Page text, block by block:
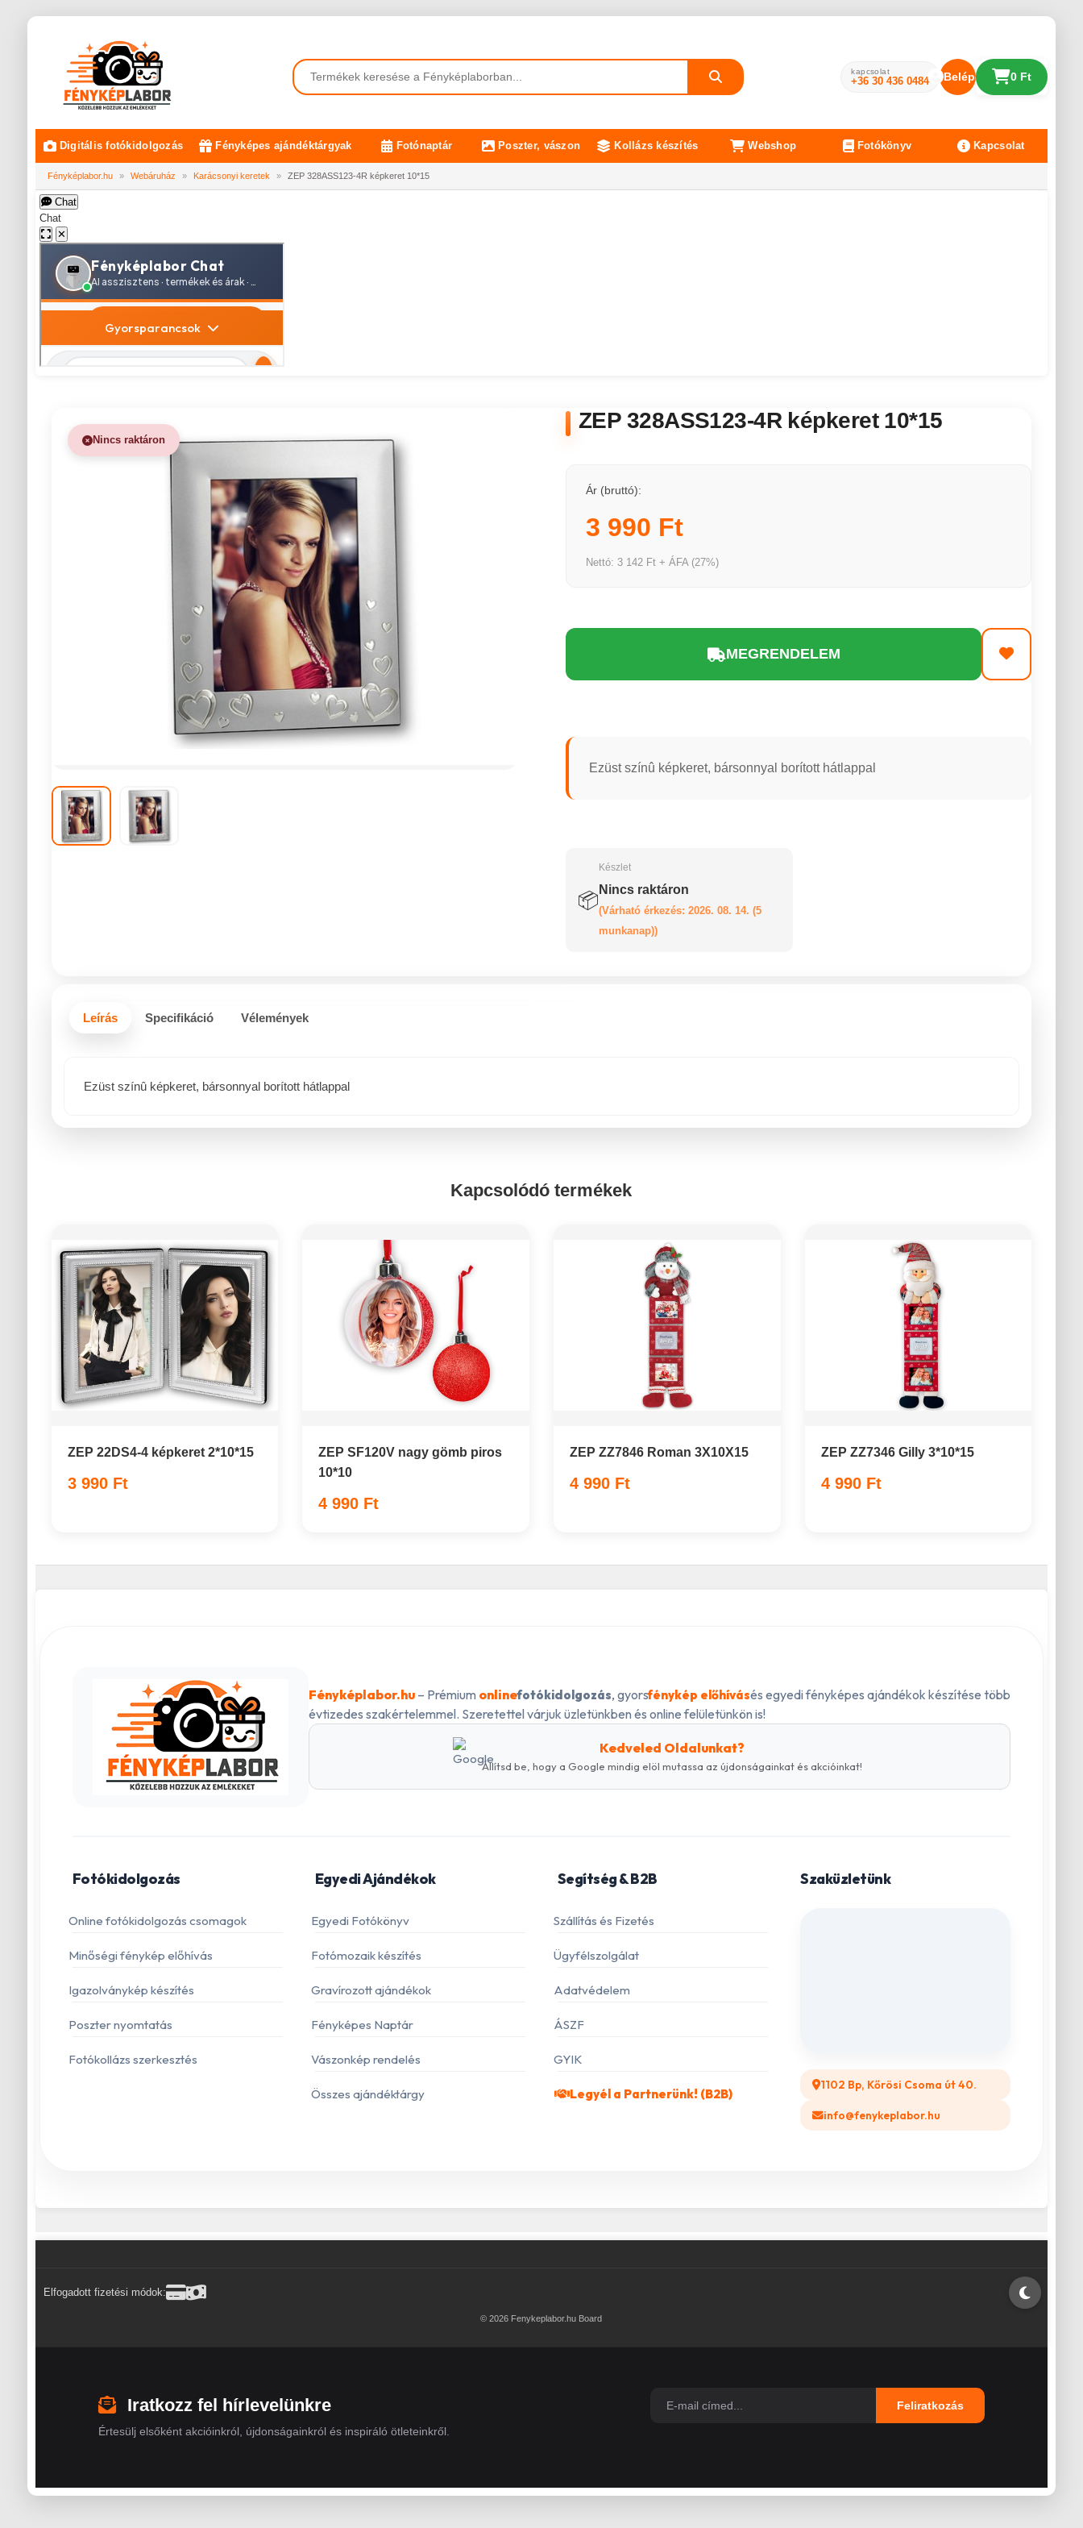
kapcsolat
+36 30 436 0484 Belépés 0 Ft
Digitális fotókidolgozás Fényképes ajándéktárgyak Fotónaptár Poszter, vászon Kollázs készítés Webshop Fotókönyv Kapcsolat
Fényképlabor.hu » Webáruház » Karácsonyi keretek » ZEP 328ASS123-4R képkeret 10*15
Chat
Chat
✕
Nincs raktáron
ZEP 328ASS123-4R képkeret 10*15
Ár (bruttó):
3 990 Ft
Nettó: 3 142 Ft + ÁFA (27%)
MEGRENDELEM
Ezüst színû képkeret, bársonnyal borított hátlappal
📦
Készlet
Nincs raktáron
(Várható érkezés: 2026. 08. 14. (5
munkanap))
Leírás Specifikáció Vélemények
Ezüst színû képkeret, bársonnyal borított hátlappal
Kapcsolódó termékek
ZEP 22DS4-4 képkeret 2*10*15
3 990 Ft
ZEP SF120V nagy gömb piros
10*10
4 990 Ft
ZEP ZZ7846 Roman 3X10X15
4 990 Ft
ZEP ZZ7346 Gilly 3*10*15
4 990 Ft
Fényképlabor.hu– Prémium onlinefotókidolgozás, gyorsfénykép előhívásés egyedi fényképes ajándékok készítése több
évtizedes szakértelemmel. Szeretettel várjuk üzletünkben és online felületünkön is!
Kedveled Oldalunkat?
Állítsd be, hogy a Google mindig elöl mutassa az újdonságainkat és akcióinkat!
Fotókidolgozás
Online fotókidolgozás csomagok
Minőségi fénykép előhívás
Igazolványkép készítés
Poszter nyomtatás
Fotókollázs szerkesztés
Egyedi Ajándékok
Egyedi Fotókönyv
Fotómozaik készítés
Gravírozott ajándékok
Fényképes Naptár
Vászonkép rendelés
Összes ajándéktárgy
Segítség & B2B
Szállítás és Fizetés
Ügyfélszolgálat
Adatvédelem
ÁSZF
GYIK
Legyél a Partnerünk! (B2B)
Szaküzletünk
1102 Bp, Kőrösi Csoma út 40.
info@fenykeplabor.hu
Elfogadott fizetési módok:
© 2026 Fenykeplabor.hu Board
Iratkozz fel hírlevelünkre
Értesülj elsőként akcióinkról, újdonságainkról és inspiráló ötleteinkről.
Feliratkozás